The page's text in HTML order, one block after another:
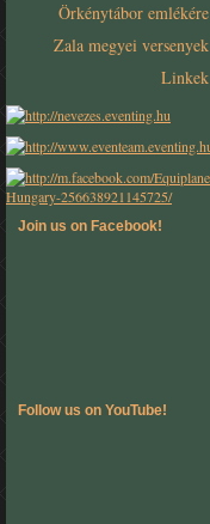
Örkénytábor emlékére
Zala megyei versenyek
Linkek
Join us on Facebook!
Follow us on YouTube!